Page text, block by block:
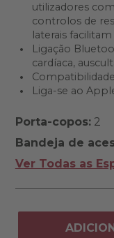
utilizadores
controlos de
laterais
Ligação
cardíaca,
Liga-se ao
Porta-copos:2
Bandeja de
Ver Todas as